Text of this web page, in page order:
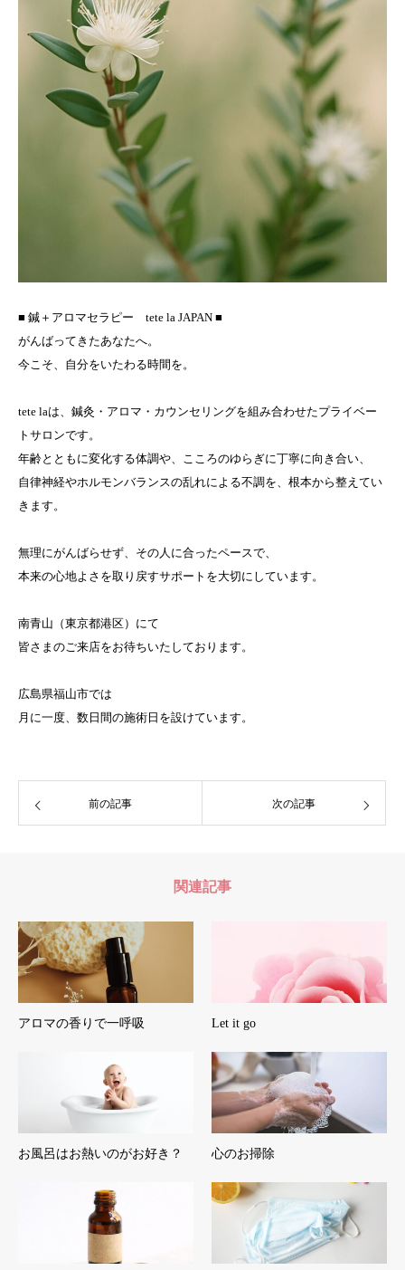
■ 鍼＋アロマセラピー tete la JAPAN ■
がんばってきたあなたへ。
今こそ、自分をいたわる時間を。
tete laは、鍼灸・アロマ・カウンセリングを組み合わせたプライベー
トサロンです。
年齢とともに変化する体調や、こころのゆらぎに丁寧に向き合い、
自律神経やホルモンバランスの乱れによる不調を、根本から整えてい
きます。
無理にがんばらせず、その人に合ったペースで、
本来の心地よさを取り戻すサポートを大切にしています。
南青山（東京都港区）にて
皆さまのご来店をお待ちいたしております。
広島県福山市では
月に一度、数日間の施術日を設けています。
前の記事 次の記事
関連記事
アロマの香りで一呼吸 Let it go
お風呂はお熱いのがお好き？ 心のお掃除